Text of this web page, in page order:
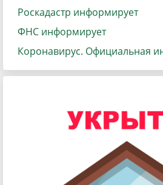
Роскадастр информирует
ФНС информирует
Коронавирус. Официальная